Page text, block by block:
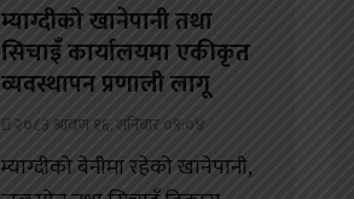
म्याग्दीको खानेपानी तथा
सिचाइँ कार्यालयमा एकीकृत
व्यवस्थापन प्रणाली लागू
२०८३ श्रावण १६, शनिबार ०९:०४
म्याग्दीको बेनीमा रहेको खानेपानी,